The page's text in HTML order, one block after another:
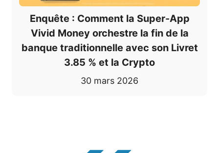
Enquête : Comment la Super-App
Vivid Money orchestre la fin de la
banque traditionnelle avec son Livret
3.85 % et la Crypto
30 mars 2026